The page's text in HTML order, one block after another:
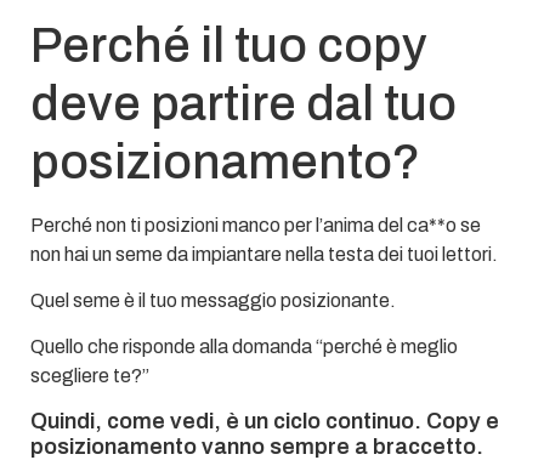
Perché il tuo copy
deve partire dal tuo
posizionamento?
Perché non ti posizioni manco per l’anima del ca**o se
non hai un seme da impiantare nella testa dei tuoi lettori.
Quel seme è il tuo messaggio posizionante.
Quello che risponde alla domanda “perché è meglio
scegliere te?”
Quindi, come vedi, è un ciclo continuo. Copy e
posizionamento vanno sempre a braccetto.